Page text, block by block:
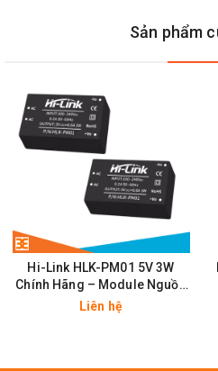
Kích Thước Module Chuyển
Sản phẩm
Hi-Link HLK-PM01 5V 3W
Chính Hãng – Module Nguồn
Cách Ly AC-DC Cao Cấp
Liên hệ